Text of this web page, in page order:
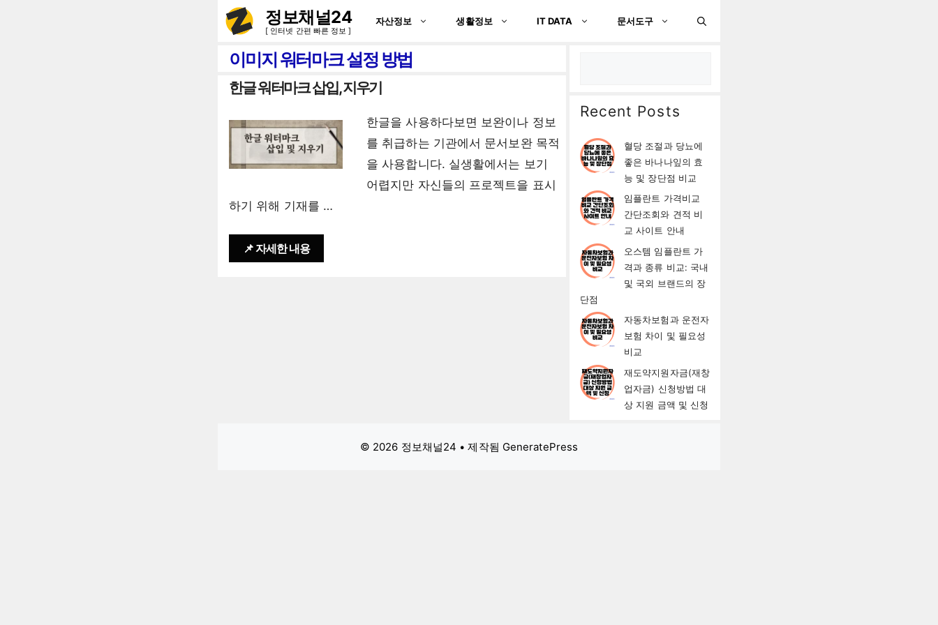
정보채널24
[ 인터넷 간편 빠른 정보 ]
자산정보 생활정보 IT DATA 문서도구
이미지 워터마크 설정 방법
한글 워터마크 삽입, 지우기
한글을 사용하다보면 보완이나 정보
를 취급하는 기관에서 문서보완 목적
을 사용합니다. 실생활에서는 보기
어렵지만 자신들의 프로젝트을 표시
하기 위해 기재를 …
📌 자세한 내용
Recent Posts
혈당 조절과 당뇨에
좋은 바나나잎의 효
능 및 장단점 비교
임플란트 가격비교
간단조회와 견적 비
교 사이트 안내
오스템 임플란트 가
격과 종류 비교: 국내
및 국외 브랜드의 장
단점
자동차보험과 운전자
보험 차이 및 필요성
비교
재도약지원자금(재창
업자금) 신청방법 대
상 지원 금액 및 신청
© 2026 정보채널24 • 제작됨 GeneratePress